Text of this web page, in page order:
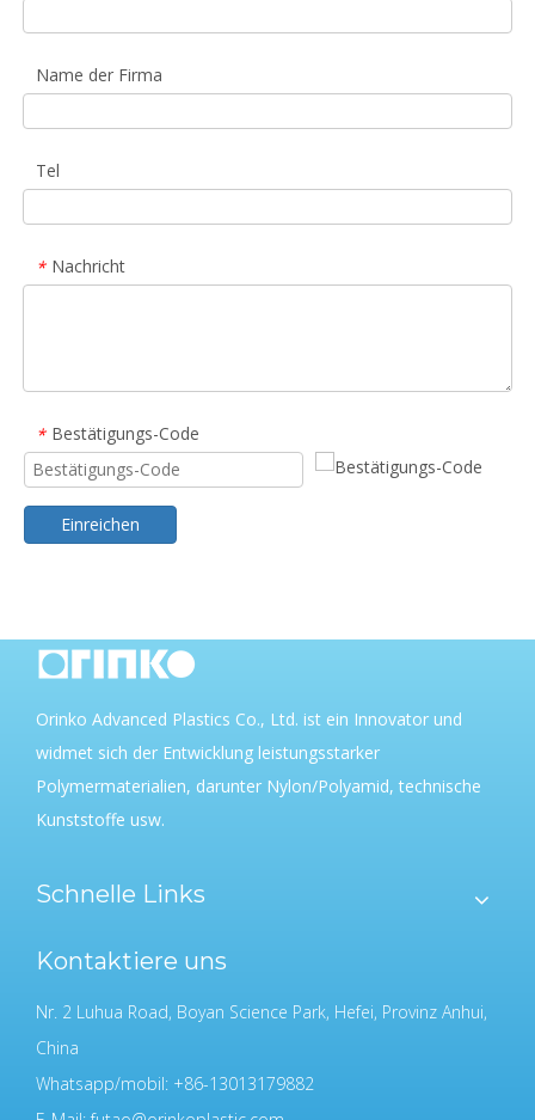
Name der Firma
Tel
* Nachricht
* Bestätigungs-Code
Einreichen
Orinko Advanced Plastics Co., Ltd. ist ein Innovator und
widmet sich der Entwicklung leistungsstarker
Polymermaterialien, darunter Nylon/Polyamid, technische
Kunststoffe usw.
Schnelle Links
Kontaktiere uns
Nr. 2 Luhua Road, Boyan Science Park, Hefei, Provinz Anhui,
China
Whatsapp/mobil: +86-13013179882